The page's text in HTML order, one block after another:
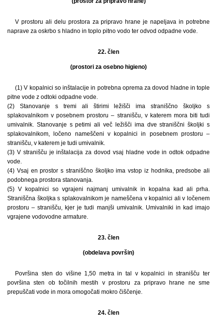
V prostoru ali delu prostora za pripravo hrane je napeljava in potrebne
naprave za oskrbo s hladno in toplo pitno vodo ter odvod odpadne vode.
22. člen
(prostori za osebno higieno)
(1) V kopalnici so inštalacije in potrebna oprema za dovod hladne in tople
pitne vode z odtoki odpadne vode.
(2) Stanovanje s tremi ali štirimi ležišči ima straniščno školjko s
splakovalnikom v posebnem prostoru – stranišču, v katerem mora biti tudi
umivalnik. Stanovanje s petimi ali več ležišči ima dve straniščni školjki s
splakovalnikom, ločeno nameščeni v kopalnici in posebnem prostoru –
stranišču, v katerem je tudi umivalnik.
(3) V stranišču je inštalacija za dovod vsaj hladne vode in odtok odpadne
vode.
(4) Vsaj en prostor s straniščno školjko ima vstop iz hodnika, predsobe ali
podobnega prostora stanovanja.
(5) V kopalnici so vgrajeni najmanj umivalnik in kopalna kad ali prha.
Straniščna školjka s splakovalnikom je nameščena v kopalnici ali v ločenem
prostoru – stranišču, kjer je tudi manjši umivalnik. Umivalniki in kad imajo
vgrajene vodovodne armature.
23. člen
(obdelava površin)
Površina sten do višine 1,50 metra in tal v kopalnici in stranišču ter
površina sten ob točilnih mestih v prostoru za pripravo hrane ne sme
prepuščati vode in mora omogočati mokro čiščenje.
24. člen